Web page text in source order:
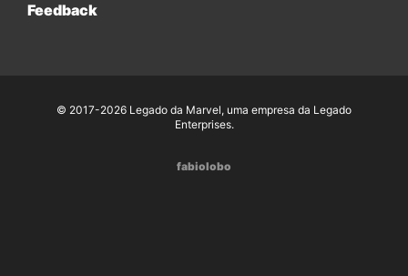
Feedback
© 2017-2026 Legado da Marvel, uma empresa da Legado
Enterprises.
fabiolobo